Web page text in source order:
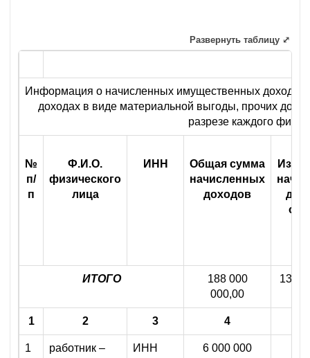
Информация о начисленных имущественных доходах
доходах в виде материальной выгоды, прочих
разрезе каждого
№
п/
п
Ф.И.О.
физического
лица
ИНН
Общая сумма
начисленных
доходов
Из
ИТОГО
188 000
000,00
13
1 2 3 4
1
работник –
ИНН
6 000 000
Развернуть таблицу ⤢